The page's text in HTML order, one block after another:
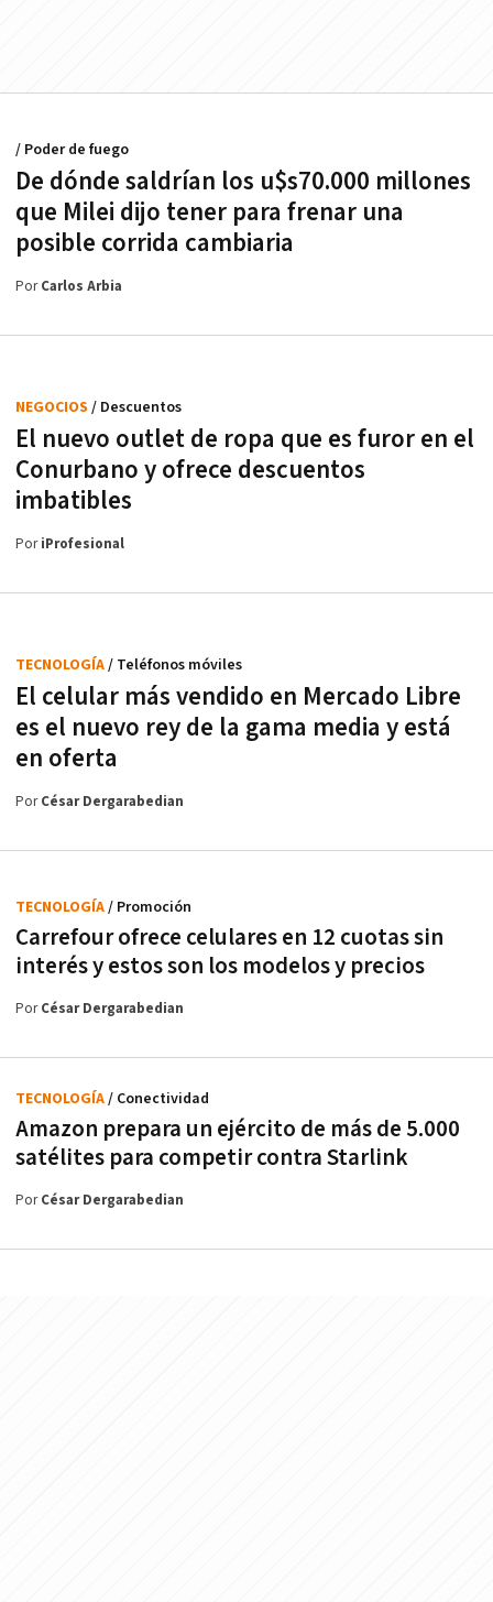
De dónde saldrían los u$s70.000 millones
que Milei dijo tener para frenar una
posible corrida cambiaria
/ Poder de fuego
PorCarlos Arbia
El nuevo outlet de ropa que es furor en el
Conurbano y ofrece descuentos
imbatibles
NEGOCIOS / Descuentos
PoriProfesional
El celular más vendido en Mercado Libre
es el nuevo rey de la gama media y está
en oferta
TECNOLOGÍA/ Teléfonos móviles
PorCésar Dergarabedian
Carrefour ofrece celulares en 12 cuotas sin
interés y estos son los modelos y precios
TECNOLOGÍA/ Promoción
PorCésar Dergarabedian
Amazon prepara un ejército de más de 5.000
satélites para competir contra Starlink
TECNOLOGÍA/ Conectividad
PorCésar Dergarabedian